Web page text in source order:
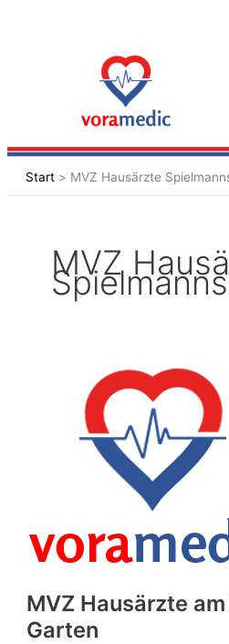
Start MVZ Hausärzte
MVZ
MVZ Hausärzte
Garten
Botanischen